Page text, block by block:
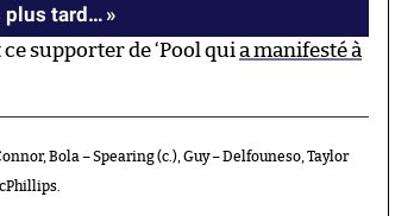
plus tard… »
ce supporter de ‘Pool qui a manifesté à
Bola – Spearing (c.), Guy – Delfouneso, Taylor